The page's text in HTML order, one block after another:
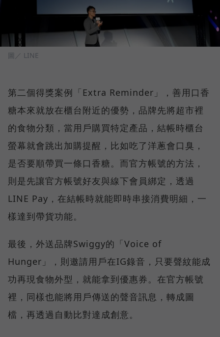
圖／ LINE
第二個得獎案例「Extra Reminder」，善用口香
糖本來就放在櫃台附近的優勢，品牌先將超市裡
的食物分類，當用戶購買特定產品，結帳時櫃台
螢幕就會跳出加購提醒，比如吃了洋蔥會口臭，
是否要順帶買一條口香糖。而官方帳號的方法，
則是先讓官方帳號好友與線下會員綁定，透過
LINE Pay，在結帳時就能即時串接消費明細，一
樣達到帶貨功能。
最後，外送品牌Swiggy的「Voice of
Hunger」，則邀請用戶在IG錄音，只要聲紋能成
功再現食物外型，就能拿到優惠券。在官方帳號
裡，同樣也能將用戶傳送的聲音訊息，轉成圖
檔，再透過自動比對達成創意。